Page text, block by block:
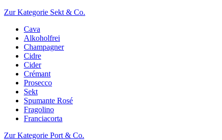
Zur Kategorie Sekt & Co.
Cava
Alkoholfrei
Champagner
Cidre
Cider
Crémant
Prosecco
Sekt
Spumante Rosé
Fragolino
Franciacorta
Zur Kategorie Port & Co.